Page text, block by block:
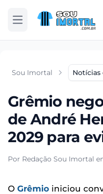
Abrir menu
Sou Imortal
Grêmio
de André
2029 para
Por Redação Sou Imortal
O Grêmio iniciou